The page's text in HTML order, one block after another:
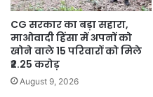
CG सरकार का बड़ा सहारा,
माओवादी हिंसा में अपनों को
खोने वाले 15 परिवारों को मिले
₹2.25 करोड़
August 9, 2026